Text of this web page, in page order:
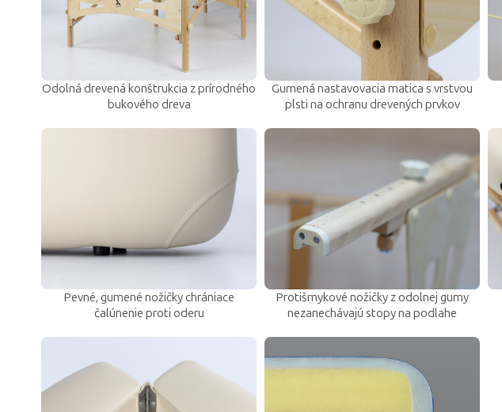
Odolná drevená konštrukcia z prírodného
bukového dreva
Gumená nastavovacia matica s vrstvou
plsti na ochranu drevených prvkov
Pevné, gumené nožičky chrániace
čalúnenie proti oderu
Protišmykové nožičky z odolnej gumy
nezanechávajú stopy na podlahe